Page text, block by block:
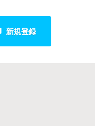
新規登録